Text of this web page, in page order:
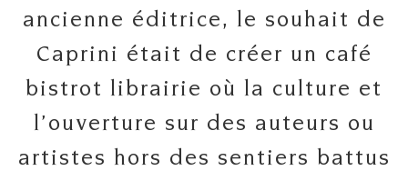
ancienne éditrice, le souhait de
Caprini était de créer un café
bistrot librairie où la culture et
l’ouverture sur des auteurs ou
artistes hors des sentiers battus